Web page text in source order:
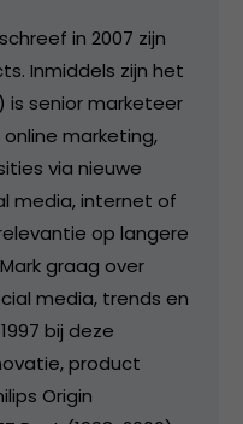
in 2007 zijn
Inmiddels zijn het
is senior marketeer
marketing,
via nieuwe
media, internet of
op langere
graag over
media, trends en
bij deze
product
Origin